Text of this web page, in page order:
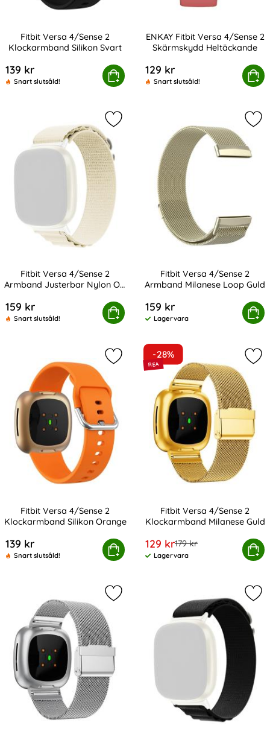
Fitbit Versa 4/Sense 2
Klockarmband Silikon Svart
139 kr
Snart slutsåld!
Köp
Versa 4/Sense 2 Klockarmband Silikon Svart
ENKAY Fitbit Versa 4/Sense 2
Skärmskydd Heltäckande
129 kr
Snart slutsåld!
Köp
ENKAY Fitbit Versa 4/Sense 2
Fitbit Versa 4/Sense 2
Armband Justerbar Nylon Off
159 kr
Snart slutsåld!
Köp
4/Sense 2 Armband Justerbar Nylon Off White
Markera fitbit Versa 4/Sense 2
Fitbit Versa 4/Sense 2
Armband Milanese Loop Guld
159 kr
Tillgänglighet:
Lagervara
Köp
Fitbit Versa 4/Sense 2
Fitbit Versa 4/Sense 2
Klockarmband Silikon Orange
139 kr
Snart slutsåld!
Köp
Versa 4/Sense 2 Klockarmband Silikon Orange
Markera fitbit Versa 4/Sense 2
-28%
Fitbit Versa 4/Sense 2
Klockarmband Milanese Guld
rea pris
129 krtidigare pris
179 kr
Tillgänglighet:
Lagervara
Köp
Fitbit Versa 4/Sense 2
Markera fitbit Versa 4/Sense 2